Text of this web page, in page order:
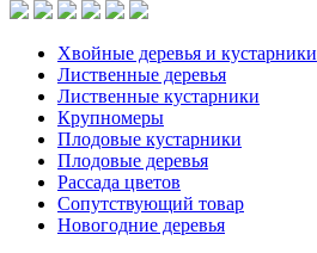
Хвойные деревья и кустарники
Лиственные деревья
Лиственные кустарники
Крупномеры
Плодовые кустарники
Плодовые деревья
Рассада цветов
Сопутствующий товар
Новогодние деревья